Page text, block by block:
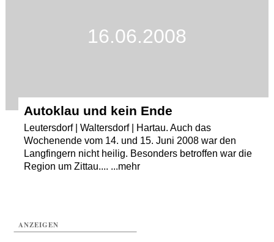
16.06.2008
Autoklau und kein Ende
Leutersdorf | Waltersdorf | Hartau. Auch das
Wochenende vom 14. und 15. Juni 2008 war den
Langfingern nicht heilig. Besonders betroffen war die
Region um Zittau.... ...mehr
ANZEIGEN